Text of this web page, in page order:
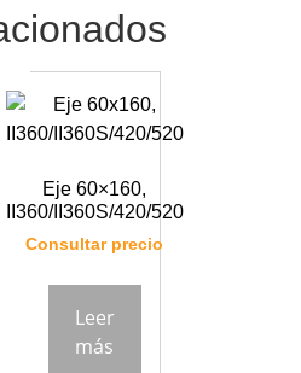
Eje 60×160,
II360/II360S/420/520
Consultar precio
Leer
más